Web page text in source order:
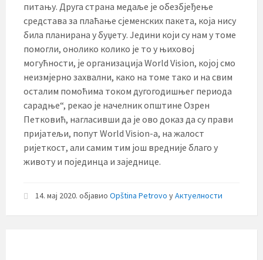
питању. Друга страна медаље је обезбјеђење
средстава за плаћање сјеменских пакета, која нису
била планирана у буџету. Једини који су нам у томе
помогли, онолико колико је то у њиховој
могућности, је организација World Vision, којој смо
неизмјерно захвални, како на томе тако и на свим
осталим помоћима током дугогодишњег периода
сарадње“, рекао је начелник општине Озрен
Петковић, нагласивши да је ово доказ да су прави
пријатељи, попут World Vision-а, на жалост
ријеткост, али самим тим још вредније благо у
животу и појединца и заједнице.
14. мај 2020. објавио Opština Petrovo уАктуелности